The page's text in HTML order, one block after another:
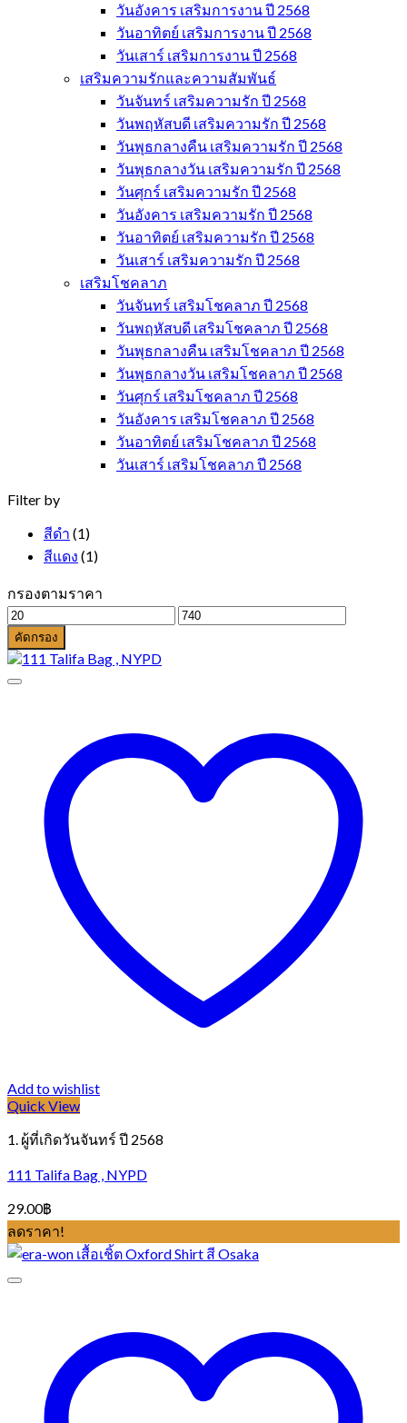
วันอังคาร เสริมการงาน ปี 2568
วันอาทิตย์ เสริมการงาน ปี 2568
วันเสาร์ เสริมการงาน ปี 2568
เสริมความรักและความสัมพันธ์
วันจันทร์ เสริมความรัก ปี 2568
วันพฤหัสบดี เสริมความรัก ปี 2568
วันพุธกลางคืน เสริมความรัก ปี 2568
วันพุธกลางวัน เสริมความรัก ปี 2568
วันศุกร์ เสริมความรัก ปี 2568
วันอังคาร เสริมความรัก ปี 2568
วันอาทิตย์ เสริมความรัก ปี 2568
วันเสาร์ เสริมความรัก ปี 2568
เสริมโชคลาภ
วันจันทร์ เสริมโชคลาภ ปี 2568
วันพฤหัสบดี เสริมโชคลาภ ปี 2568
วันพุธกลางคืน เสริมโชคลาภ ปี 2568
วันพุธกลางวัน เสริมโชคลาภ ปี 2568
วันศุกร์ เสริมโชคลาภ ปี 2568
วันอังคาร เสริมโชคลาภ ปี 2568
วันอาทิตย์ เสริมโชคลาภ ปี 2568
วันเสาร์ เสริมโชคลาภ ปี 2568
Filter by
สีดำ (1)
สีแดง (1)
กรองตามราคา
ราคา
ต่ำ
สุด
ราคา
คัดกรอง
Add to wishlist
Quick View
1. ผู้ที่เกิดวันจันทร์ ปี 2568
111 Talifa Bag , NYPD
29.00฿
ลดราคา!